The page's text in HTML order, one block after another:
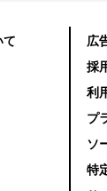
て
広
採
利
プ
ソ
特